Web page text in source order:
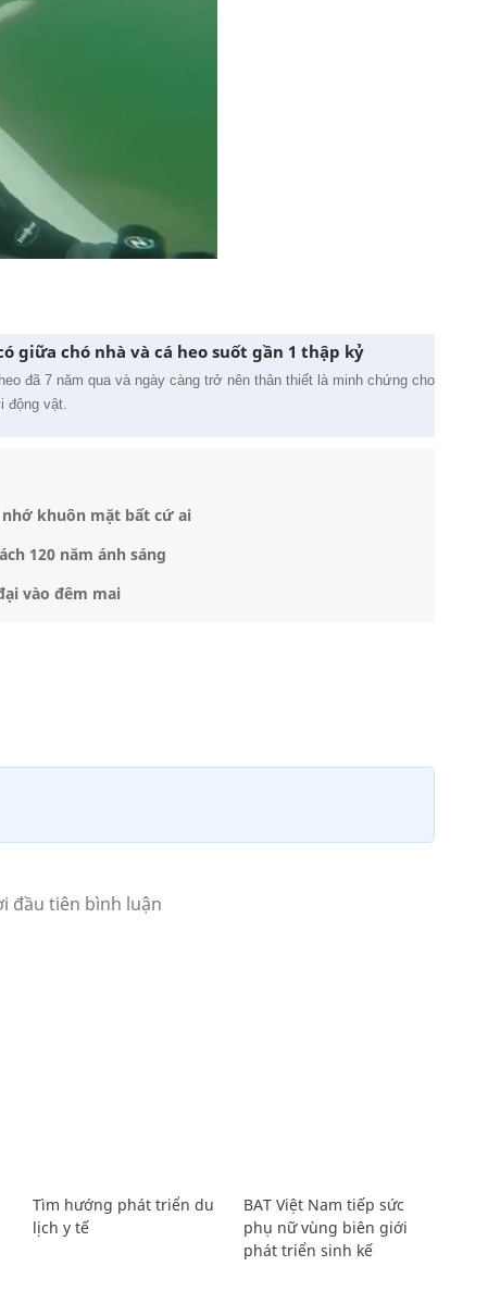
giữa chó nhà và cá heo suốt gần 1 thập kỷ
đã 7 năm qua và ngày càng trở nên thân thiết là minh chứng cho
động vật.
khuôn mặt bất cứ ai
120 năm ánh sáng
vào đêm mai
Tìm hướng phát triển du
lịch y tế
BAT Việt Nam tiếp sức
phụ nữ vùng biên giới
phát triển sinh kế